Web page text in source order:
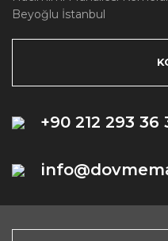
Beyoğlu İstanbul
+90 212 293 36